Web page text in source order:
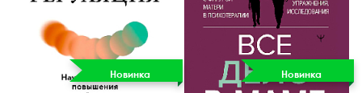
Новинка Новинка